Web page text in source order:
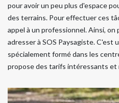
pour avoir un peu plus d'espace
des terrains. Pour effectuer ces
appel à un professionnel. Ainsi,
adresser à SOS Paysagiste. C'est
spécialement formé dans les
propose des tarifs intéressants et